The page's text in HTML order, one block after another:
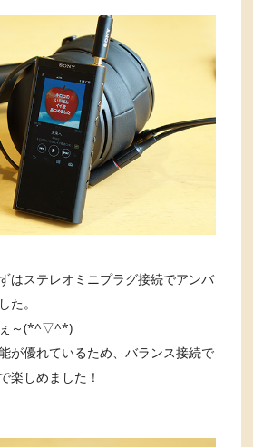
はステレオミニプラグ接続でアンバ
た。
ぇ～(*^▽^*)
が優れているため、バランス接続で
楽しめました！